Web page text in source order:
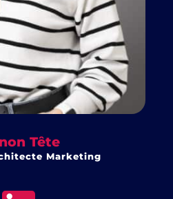
Tête
Marketing